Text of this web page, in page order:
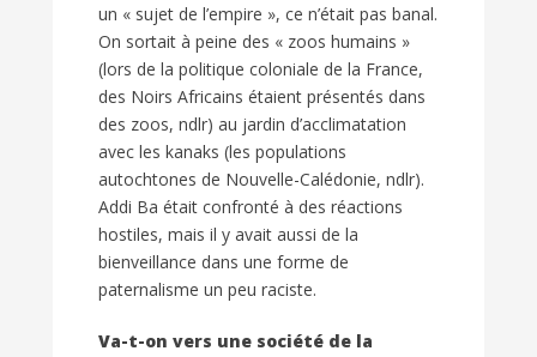
un « sujet de l’empire », ce n’était pas banal.
On sortait à peine des « zoos humains »
(lors de la politique coloniale de la France,
des Noirs Africains étaient présentés dans
des zoos, ndlr) au jardin d’acclimatation
avec les kanaks (les populations
autochtones de Nouvelle-Calédonie, ndlr).
Addi Ba était confronté à des réactions
hostiles, mais il y avait aussi de la
bienveillance dans une forme de
paternalisme un peu raciste.
Va-t-on vers une société de la